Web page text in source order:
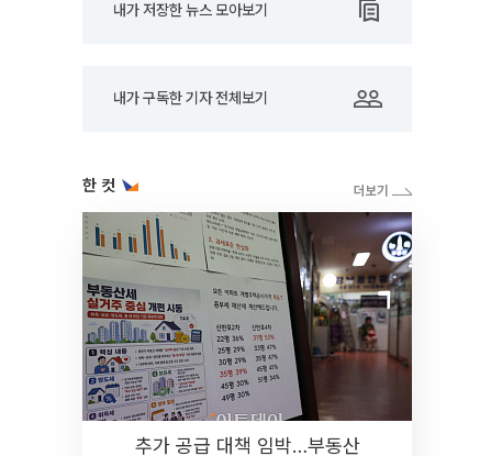
내가 저장한 뉴스 모아보기
내가 구독한 기자 전체보기
한 컷
추가 공급 대책 임박…부동산